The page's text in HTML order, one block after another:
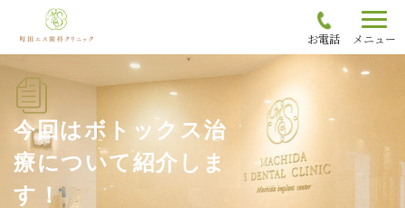
お電話 メニュー
今回はボトックス治
療について紹介しま
す！